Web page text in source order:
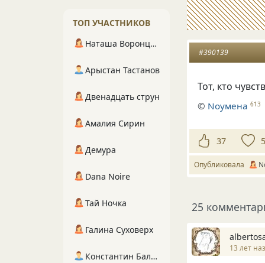
#390139
Тот, кто
© Nоумена 613
37 5
Опубликовала
25
13 лет
ТОП УЧАСТНИКОВ
Наташа Воронцова
Арыстан Тастанов
Двенадцать струн
Амалия Сирин
Демура
Dana Noire
Тай Ночка
Галина Суховерх
Константин Балухта